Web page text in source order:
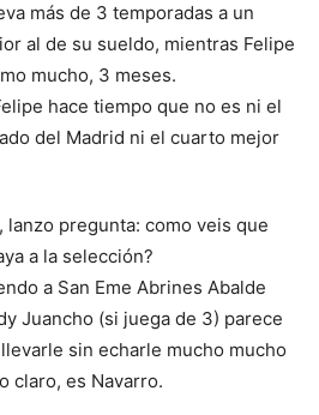
más de 3 temporadas a un
al de su sueldo, mientras Felipe
mucho, 3 meses.
hace tiempo que no es ni el
del Madrid ni el cuarto mejor
lanzo pregunta: como veis que
a la selección?
a San Eme Abrines Abalde
Juancho (si juega de 3) parece
sin echarle mucho mucho
claro, es Navarro.